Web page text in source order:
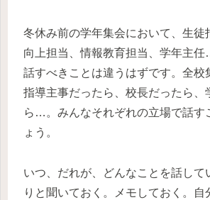
冬休み前の学年集会において、生徒
向上担当、情報教育担当、学年主
話すべきことは違うはずです。全校
指導主事だったら、校長だったら、
ら…。みんなそれぞれの立場で話す
ょう。
いつ、だれが、どんなことを話して
りと聞いておく。メモしておく。自